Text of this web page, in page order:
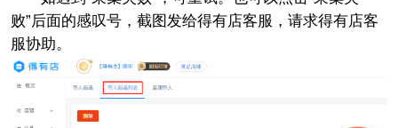
败”后面的感叹号，截图发给得有店客服，请求得有店客
服协助。